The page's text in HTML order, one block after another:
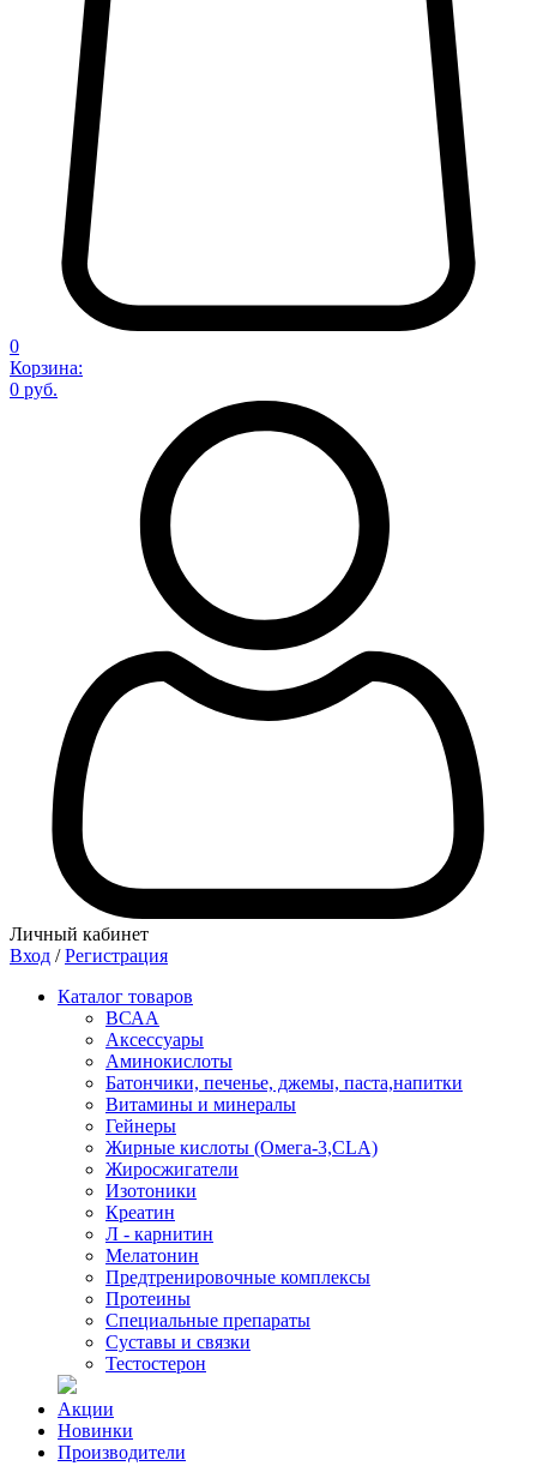
0
Корзина:
0 руб.
Личный кабинет
Вход / Регистрация
Каталог товаров
ВСАА
Аксессуары
Аминокислоты
Батончики, печенье, джемы, паста,напитки
Витамины и минералы
Гейнеры
Жирные кислоты (Омега-3,CLA)
Жиросжигатели
Изотоники
Креатин
Л - карнитин
Мелатонин
Предтренировочные комплексы
Протеины
Специальные препараты
Суставы и связки
Тестостерон
Акции
Новинки
Производители